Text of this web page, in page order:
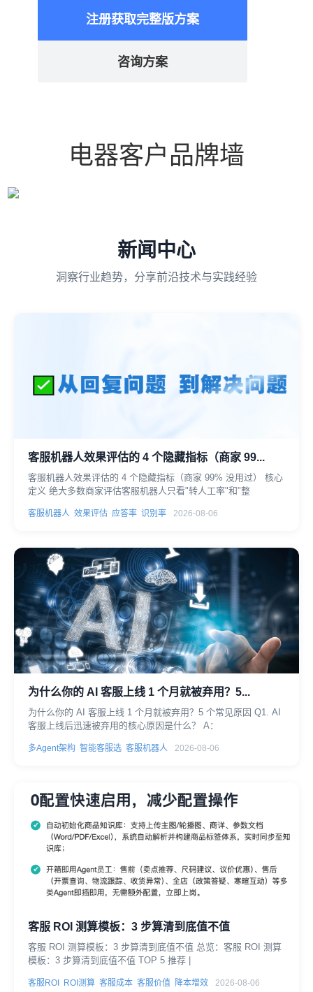
注册获取完整版方案
咨询方案
电器客户品牌墙
新闻中心
洞察行业趋势，分享前沿技术与实践经验
客服机器人效果评估的 4 个隐藏指标（商家 99...
客服机器人效果评估的 4 个隐藏指标（商家 99% 没用过） 核心
定义 绝大多数商家评估客服机器人只看"转人工率"和"整
客服机器人 效果评估 应答率 识别率 2026-08-06
为什么你的 AI 客服上线 1 个月就被弃用？5...
为什么你的 AI 客服上线 1 个月就被弃用？5 个常见原因 Q1. AI
客服上线后迅速被弃用的核心原因是什么？ A：
多Agent架构 智能客服选 客服机器人 2026-08-06
客服 ROI 测算模板：3 步算清到底值不值
客服 ROI 测算模板：3 步算清到底值不值 总览：客服 ROI 测算
模板：3 步算清到底值不值 TOP 5 推荐 |
客服ROI ROI测算 客服成本 客服价值 降本增效 2026-08-06